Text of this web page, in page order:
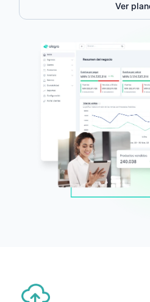
Agendar Demo
Ver